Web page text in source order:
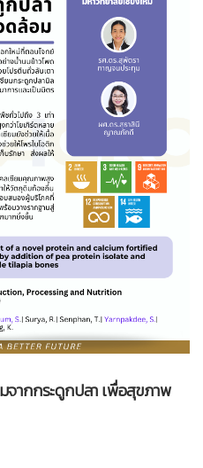
จากกระดูกปลา เพื่อสุขภาพ